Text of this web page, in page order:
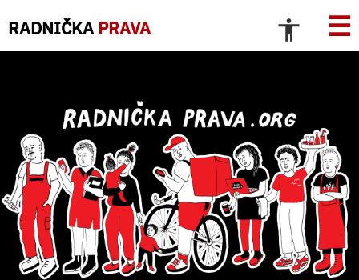
RADNIČKA PRAVA ☰